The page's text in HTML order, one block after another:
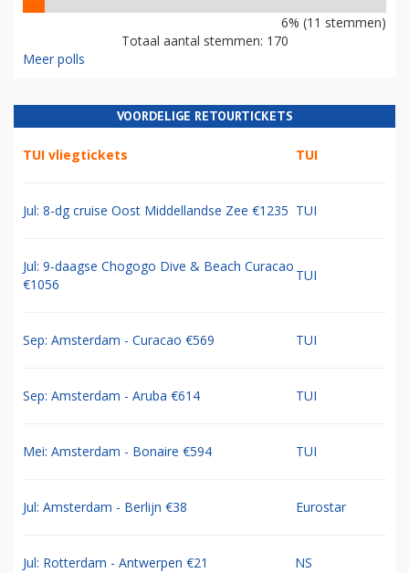
6% (11 stemmen)
Totaal aantal stemmen: 170
Meer polls
VOORDELIGE RETOURTICKETS
TUI vliegtickets TUI
Jul: 8-dg cruise Oost Middellandse Zee €1235 TUI
Jul: 9-daagse Chogogo Dive & Beach Curacao
€1056
TUI
Sep: Amsterdam - Curacao €569 TUI
Sep: Amsterdam - Aruba €614 TUI
Mei: Amsterdam - Bonaire €594 TUI
Jul: Amsterdam - Berlijn €38 Eurostar
Jul: Rotterdam - Antwerpen €21 NS